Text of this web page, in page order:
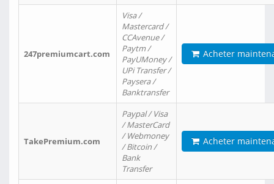
247premiumcart.com
Visa /
Mastercard /
CCAvenue /
Paytm /
PayUMoney /
UPi Transfer /
Paysera /
Banktransfer
Acheter
TakePremium.com
Paypal / Visa
/ MasterCard
/ Webmoney
/ Bitcoin /
Bank
Transfer
Acheter